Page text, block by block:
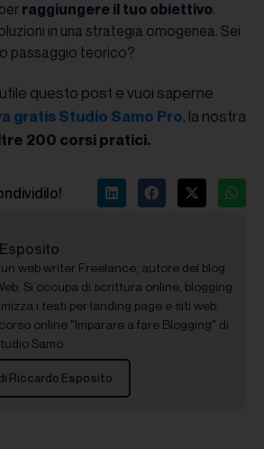
raggiungere il tuo obiettivo.
in una strategia omogenea. Sei
passaggio teorico?
questo post e vuoi saperne
gratis Studio Samo Pro, la nostra
200 corsi pratici.
web writer Freelance, autore del blog
Si occupa di scrittura online, blogging
i testi per landing page e siti web.
online "Imparare a fare Blogging" di
Samo.
Riccardo Esposito